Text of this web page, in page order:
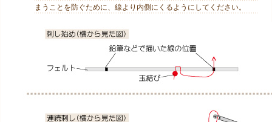
まうことを防ぐために、線より内側にくるようにしてください。